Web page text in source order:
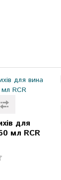
для
мл RCR